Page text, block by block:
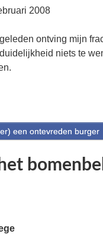
2008
ontving mijn
niets te
een ontevreden burger